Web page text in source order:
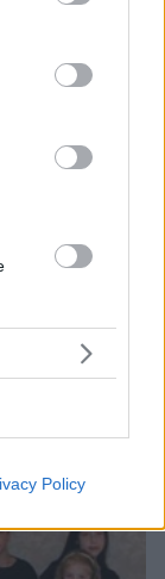
party tags to
below Google
Policy
δισ. την